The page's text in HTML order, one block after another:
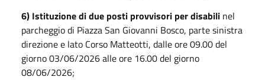
6) Istituzione di due posti provvisori per disabili nel
parcheggio di Piazza San Giovanni Bosco, parte sinistra
direzione e lato Corso Matteotti, dalle ore 09.00 del
giorno 03/06/2026 alle ore 16.00 del giorno
08/06/2026;